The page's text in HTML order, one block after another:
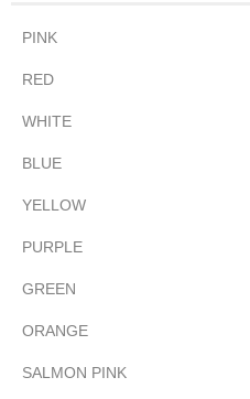
PINK
RED
WHITE
BLUE
YELLOW
PURPLE
GREEN
ORANGE
SALMON PINK